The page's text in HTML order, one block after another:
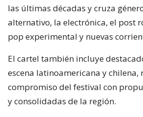
las últimas décadas y cruza
alternativo, la electrónica, el post
pop experimental y nuevas
El cartel también incluye
escena latinoamericana y chilena,
compromiso del festival con
y consolidadas de la región.